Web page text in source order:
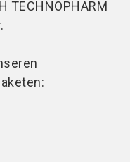
und Online-
und kostenfreie
Logos,
Social-Media-
TECHNOPHARM
(kostenfreie,
Codes für
TECHNOPHARM